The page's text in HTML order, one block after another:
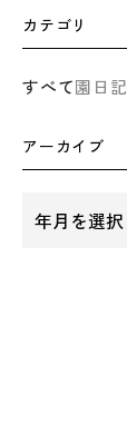
カテゴリ
すべて園日記
アーカイブ